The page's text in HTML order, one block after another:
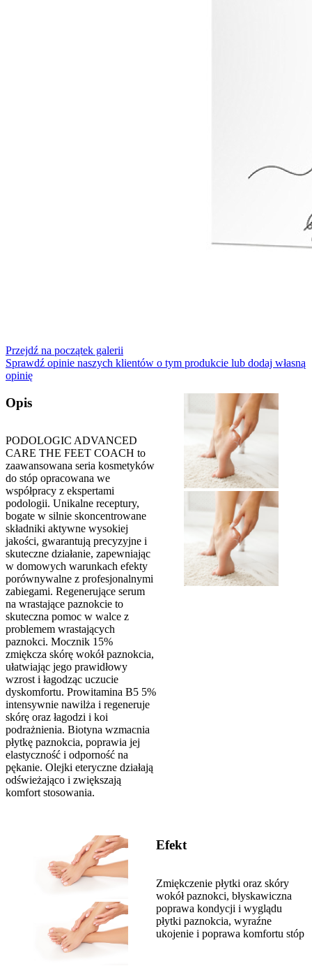
Przejdź na początek galerii
Sprawdź opinie naszych klientów o tym produkcie lub dodaj własną
opinię
Opis
PODOLOGIC ADVANCED
CARE THE FEET COACH to
zaawansowana seria kosmetyków
do stóp opracowana we
współpracy z ekspertami
podologii. Unikalne receptury,
bogate w silnie skoncentrowane
składniki aktywne wysokiej
jakości, gwarantują precyzyjne i
skuteczne działanie, zapewniając
w domowych warunkach efekty
porównywalne z profesjonalnymi
zabiegami. Regenerujące serum
na wrastające paznokcie to
skuteczna pomoc w walce z
problemem wrastających
paznokci. Mocznik 15%
zmiękcza skórę wokół paznokcia,
ułatwiając jego prawidłowy
wzrost i łagodząc uczucie
dyskomfortu. Prowitamina B5 5%
intensywnie nawilża i regeneruje
skórę oraz łagodzi i koi
podrażnienia. Biotyna wzmacnia
płytkę paznokcia, poprawia jej
elastyczność i odporność na
pękanie. Olejki eteryczne działają
odświeżająco i zwiększają
komfort stosowania.
Efekt
Zmiękczenie płytki oraz skóry
wokół paznokci, błyskawiczna
poprawa kondycji i wyglądu
płytki paznokcia, wyraźne
ukojenie i poprawa komfortu stóp